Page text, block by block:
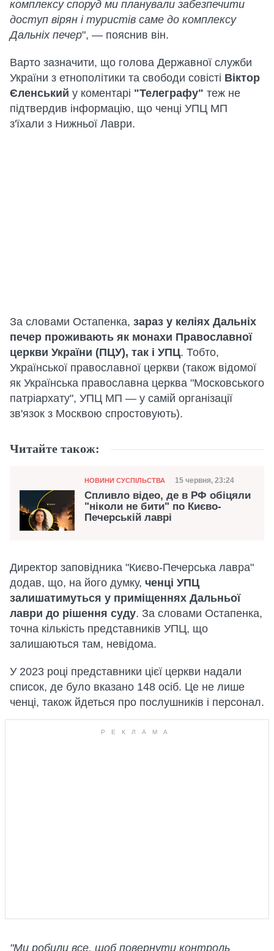
комплексу споруд ми планували забезпечити
доступ вірян і туристів саме до комплексу
Дальніх печер", — пояснив він.
Варто зазначити, що голова Державної служби
України з етнополітики та свободи совісті Віктор
Єленський у коментарі "Телеграфу" теж не
підтвердив інформацію, що ченці УПЦ МП
з'їхали з Нижньої Лаври.
За словами Остапенка, зараз у келіях Дальніх
печер проживають як монахи Православної
церкви України (ПЦУ), так і УПЦ. Тобто,
Української православної церкви (також відомої
як Українська православна церква "Московського
патріархату", УПЦ МП — у самій організації
зв'язок з Москвою спростовують).
Читайте також:
Категорія
НОВИНИ СУСПІЛЬСТВА Дата публікації
15 червня, 23:24
Спливло відео, де в РФ обіцяли
"ніколи не бити" по Києво-
Печерській лаврі
Директор заповідника "Києво-Печерська лавра"
додав, що, на його думку, ченці УПЦ
залишатимуться у приміщеннях Дальньої
лаври до рішення суду. За словами Остапенка,
точна кількість представників УПЦ, що
залишаються там, невідома.
У 2023 році представники цієї церкви надали
список, де було вказано 148 осіб. Це не лише
ченці, також йдеться про послушників і персонал.
"Ми робили все, щоб повернути контроль